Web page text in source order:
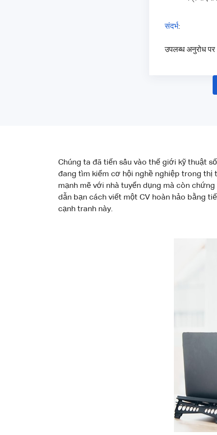
संदर्भ:
उपलब्ध अनुरोध पर
Chúng ta đã tiến sâu vào thế giới kỹ thuật
đang tìm kiếm cơ hội nghề nghiệp trong
mạnh mẽ với nhà tuyển dụng mà còn
dẫn bạn cách viết một CV hoàn hảo bằng
cạnh tranh này.